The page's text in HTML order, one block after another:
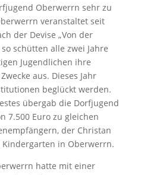
Oberwerrn sehr zu
veranstaltet seit
der Devise „Von der
schütten alle zwei Jahre
Jugendlichen ihre
aus. Dieses Jahr
beglückt werden.
übergab die Dorfjugend
7.500 Euro zu gleichen
der Christan
in Oberwerrn.
hatte mit einer